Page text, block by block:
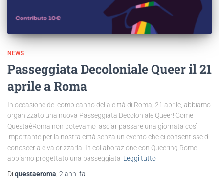
NEWS
Passeggiata Decoloniale Queer il 21
aprile a Roma
In occasione del compleanno della città di Roma, 21 aprile, abbiamo
organizzato una nuova Passeggiata Decoloniale Queer! Come
QuestaèRoma non potevamo lasciar passare una giornata così
importante per la nostra città senza un evento che ci consentisse di
conoscerla e valorizzarla. In collaborazione con Queering Rome
abbiamo progettato una passeggiata Leggi tutto
Di questaeroma 2 anni fa